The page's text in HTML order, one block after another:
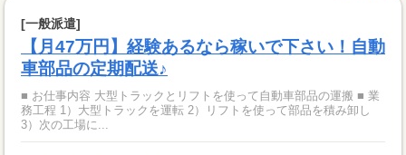
[一般派遣]
【月47万円】経験あるなら稼いで下さい！自動
車部品の定期配送♪
■ お仕事内容 大型トラックとリフトを使って自動車部品の運搬 ■ 業
務工程 1）大型トラックを運転 2）リフトを使って部品を積み卸し
3）次の工場に...